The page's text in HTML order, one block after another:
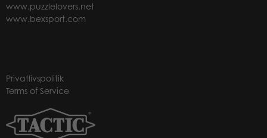
www.puzzlelovers.net
www.bexsport.com
Privatlivspolitik
Terms of Service